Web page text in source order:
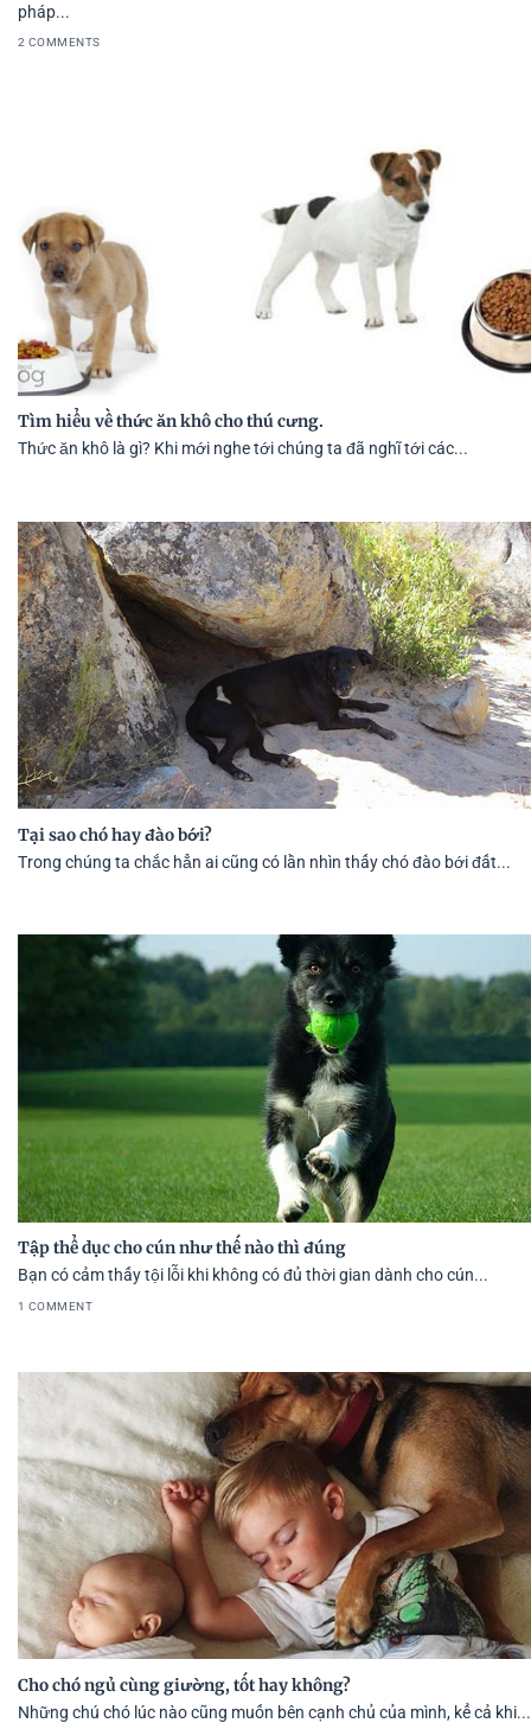
pháp...
2 COMMENTS
Tìm hiểu về thức ăn khô cho thú cưng.
Thức ăn khô là gì? Khi mới nghe tới chúng ta đã nghĩ tới các...
Tại sao chó hay đào bới?
Trong chúng ta chắc hẳn ai cũng có lần nhìn thấy chó đào bới đất...
Tập thể dục cho cún như thế nào thì đúng
Bạn có cảm thấy tội lỗi khi không có đủ thời gian dành cho cún...
1 COMMENT
Cho chó ngủ cùng giường, tốt hay không?
Những chú chó lúc nào cũng muốn bên cạnh chủ của mình, kể cả khi...